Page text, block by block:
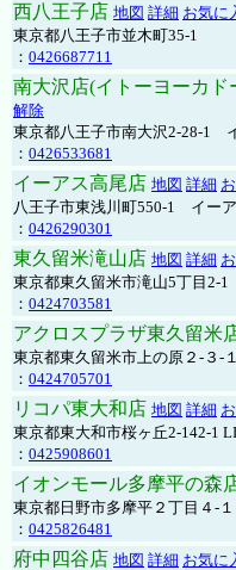
西八王子店 地図 詳細 お気に
東京都八王子市並木町35-1
： 0426687711
南大沢店(イトーヨーカド
解除
東京都八王子市南大沢2-28-1
： 0426533681
イーアス高尾店 地図 詳細
八王子市東浅川町550-1 イー
： 0426290301
東久留米滝山店 地図 詳細
東京都東久留米市滝山5丁目2-1
： 0424703581
アクロスプラザ東久留米
東京都東久留米市上の原２-３-
： 0424705701
リコパ東大和店 地図 詳細
東京都東大和市桜ヶ丘2-142-1
： 0425908601
イオンモール多摩平の森
東京都日野市多摩平２丁目４-
： 0425826481
府中四谷店 地図 詳細 お気に